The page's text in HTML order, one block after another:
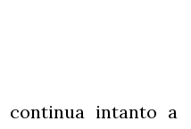
continua intanto a